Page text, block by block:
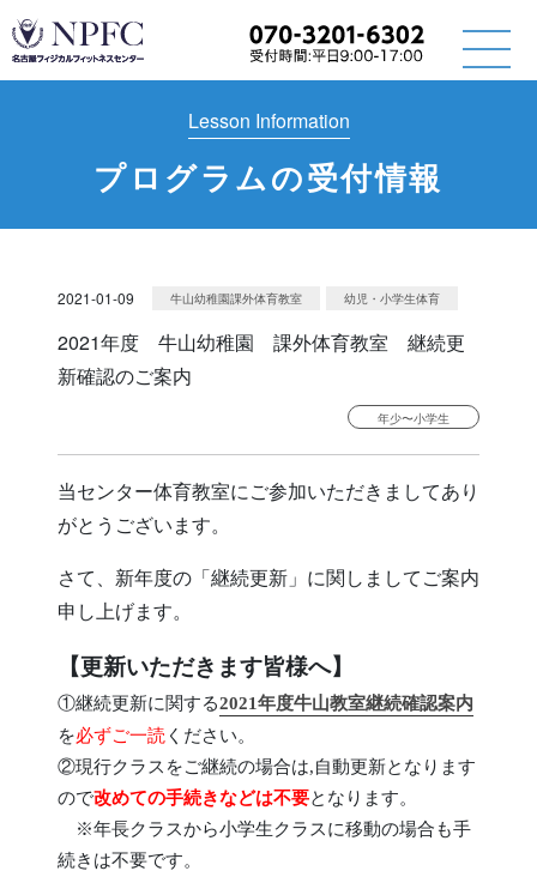
Lesson Information
プログラムの受付情報
2021-01-09 牛山幼稚園課外体育教室 幼児・小学生体育
2021年度 牛山幼稚園 課外体育教室 継続更
新確認のご案内
年少〜小学生
当センター体育教室にご参加いただきましてあり
がとうございます。
さて、新年度の「継続更新」に関しましてご案内
申し上げます。
【更新いただきます皆様へ】
①継続更新に関する2021年度牛山教室継続確認案内
を必ずご一読 ください。
②現行クラスをご継続の場合は,自動更新となります
ので改めての手続きなどは不要となります。
※年長クラスから小学生クラスに移動の場合も手
続きは不要です。